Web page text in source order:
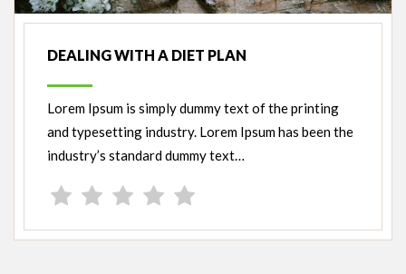
DEALING WITH A DIET PLAN
Lorem Ipsum is simply dummy text of the printing
and typesetting industry. Lorem Ipsum has been the
industry’s standard dummy text…